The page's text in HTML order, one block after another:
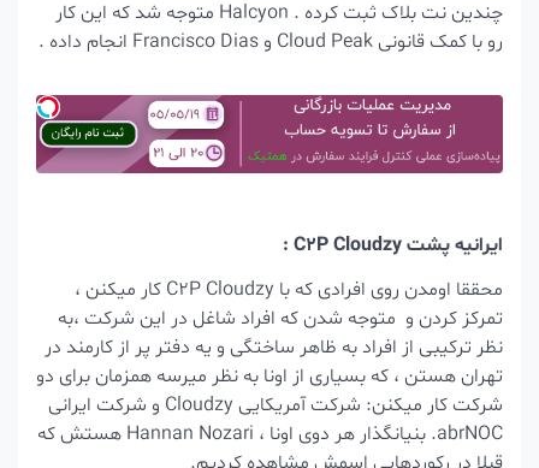
چندین نت بلاک ثبت کرده .
Halcyon متوجه شد که این کار
رو با کمک قانونی Cloud Peak و Francisco Dias انجام داده .
ایرانیه پشت C2P Cloudzy :
محققا اومدن روی افرادی که با C2P Cloudzy کار میکنن ،
تمرکز کردن و متوجه شدن که افراد شاغل در این شرکت ،به
نظر ترکیبی از افراد به ظاهر ساختگی و یه دفتر پر از کارمند در
تهران هستن ، که بسیاری از اونا به نظر میرسه همزمان برای دو
شرکت کار میکنن: شرکت آمریکایی Cloudzy و شرکت ایرانی
abrNOC.
بنیانگذار هر دوی اونا ، Hannan Nozari هستش که